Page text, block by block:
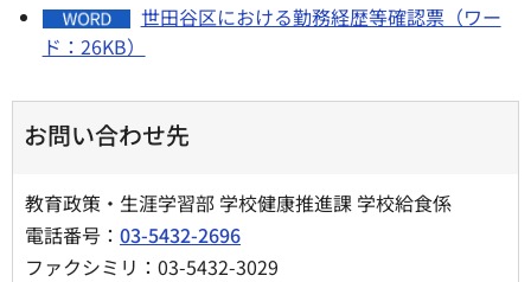
世田谷区における勤務経歴等確認票（ワー
ド：26KB）
お問い合わせ先
教育政策・生涯学習部 学校健康推進課 学校給食係
電話番号： 03-5432-2696
ファクシミリ：03-5432-3029